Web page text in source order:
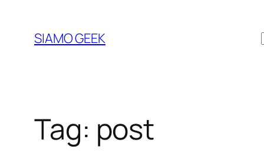
contenuto
SIAMO GEEK
Tag: post